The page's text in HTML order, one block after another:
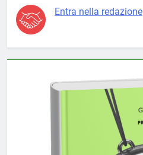
Entra nella redazione